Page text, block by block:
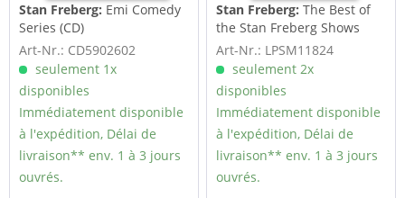
Stan Freberg: Emi Comedy
Series (CD)
Art-Nr.: CD5902602
seulement 1x
disponibles
Immédiatement disponible
à l'expédition, Délai de
livraison** env. 1 à 3 jours
ouvrés.
Stan Freberg:The Best of
the Stan Freberg Shows
Vol.1 (LP)
Art-Nr.: LPSM11824
seulement 2x
disponibles
Immédiatement disponible
à l'expédition, Délai de
livraison** env. 1 à 3 jours
ouvrés.